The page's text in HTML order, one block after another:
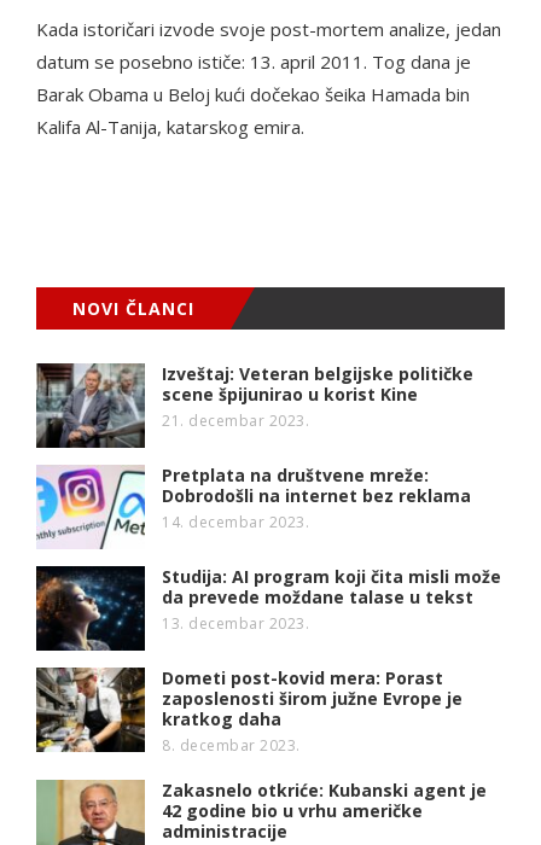
Kada istoričari izvode svoje post-mortem analize, jedan
datum se posebno ističe: 13. april 2011. Tog dana je
Barak Obama u Beloj kući dočekao šeika Hamada bin
Kalifa Al-Tanija, katarskog emira.
NOVI ČLANCI
Izveštaj: Veteran belgijske političke
scene špijunirao u korist Kine
21. decembar 2023.
Pretplata na društvene mreže:
Dobrodošli na internet bez reklama
14. decembar 2023.
Studija: AI program koji čita misli može
da prevede moždane talase u tekst
13. decembar 2023.
Dometi post-kovid mera: Porast
zaposlenosti širom južne Evrope je
kratkog daha
8. decembar 2023.
Zakasnelo otkriće: Kubanski agent je
42 godine bio u vrhu američke
administracije